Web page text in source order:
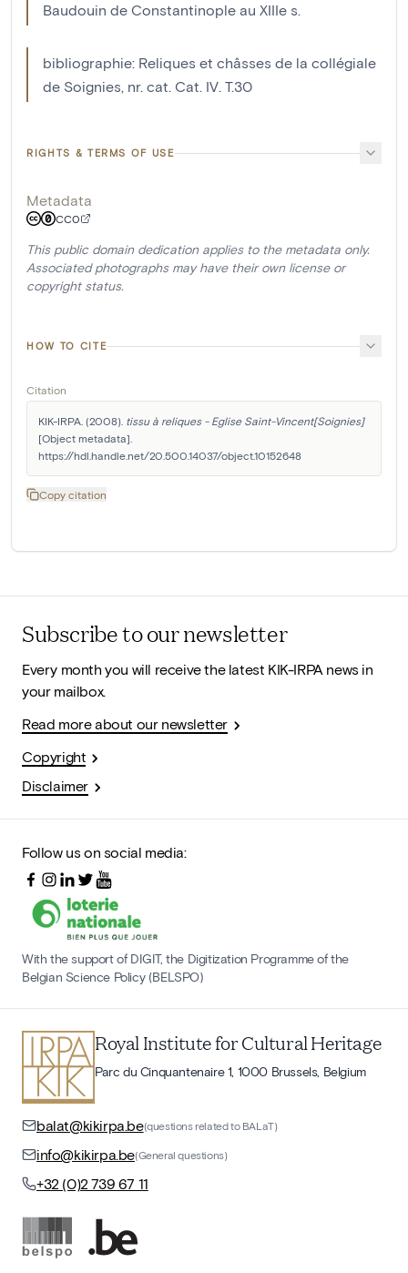
Baudouin de Constantinople au XIIIe s.
bibliographie: Reliques et châsses de la collégiale
de Soignies, nr. cat. Cat. IV. T.30
RIGHTS & TERMS OF USE
Metadata
CC0
This public domain dedication applies to the metadata only.
Associated photographs may have their own license or
copyright status.
HOW TO CITE
Citation
KIK-IRPA. (2008). tissu à reliques - Eglise Saint-Vincent[Soignies]
[Object metadata].
https://hdl.handle.net/20.500.14037/object.10152648
Copy citation
Subscribe to our newsletter
Every month you will receive the latest KIK-IRPA news in
your mailbox.
Read more about our newsletter
Copyright
Disclaimer
Follow us on social media:
With the support of DIGIT, the Digitization Programme of the
Belgian Science Policy (BELSPO)
Royal Institute for Cultural Heritage
Parc du Cinquantenaire 1, 1000 Brussels, Belgium
balat@kikirpa.be(questions related to BALaT)
info@kikirpa.be(General questions)
+32 (0)2 739 67 11